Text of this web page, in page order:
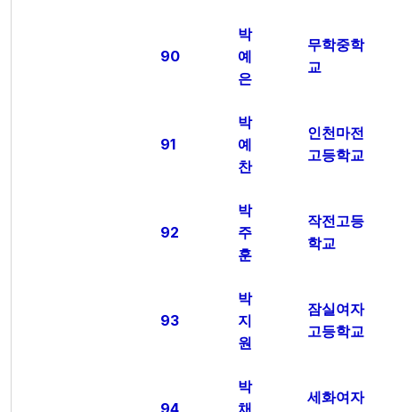
90
박
예
은
무학중학
교
91
박
예
찬
인천마전
고등학교
92
박
주
훈
작전고등
학교
93
박
지
원
잠실여자
고등학교
94
박
채
세화여자